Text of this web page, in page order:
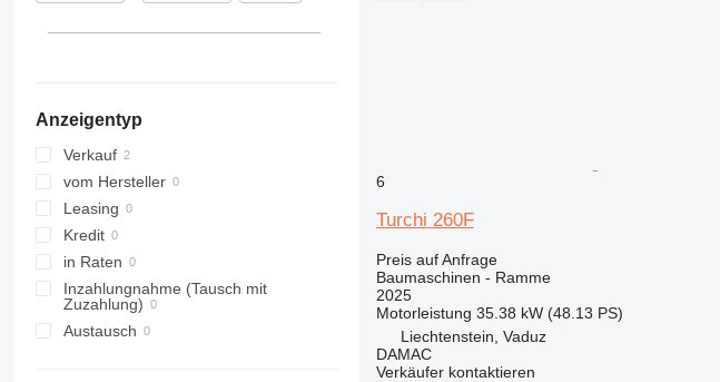
317
318
319
320
321
322
323
324
325
457
8008
8018
8025
8026
8030
8035
CT
JS
Liftlux
Pecolift
R-series
Toucan
Anzeigentyp
Verkauf
vom Hersteller
Leasing
Kredit
in Raten
Inzahlungnahme (Tausch mit
Zuzahlung)
Austausch
6
Turchi 260F
Preis auf Anfrage
Baumaschinen - Ramme
2025
Motorleistung 35.38 kW (48.13 PS)
Liechtenstein, Vaduz
DAMAC
Verkäufer kontaktieren